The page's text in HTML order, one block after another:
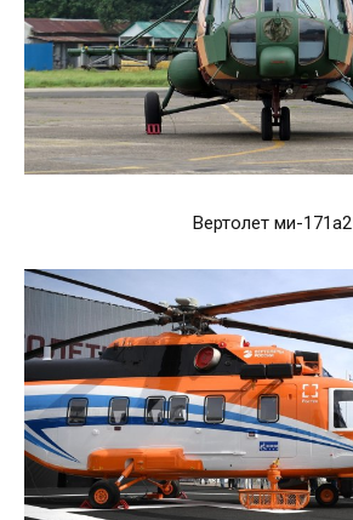
Вертолет ми-171а2